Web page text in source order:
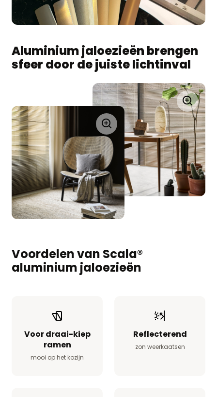
Aluminium jaloezieën brengen
sfeer door de juiste lichtinval
Voordelen van Scala®
aluminium jaloezieën
Voor draai-kiep
ramen
mooi op het kozijn
Reflecterend
zon weerkaatsen